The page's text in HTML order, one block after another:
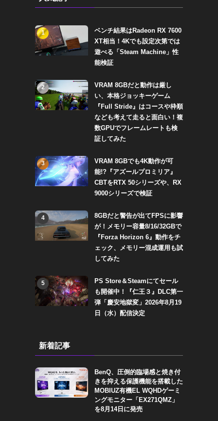
1
ベンチ結果はRadeon RX 7600
XT相当！4Kでも設定次第では
遊べる「Steam Machine」性
能検証
2
VRAM 8GBだと動作は厳し
い、本格ジョッキーゲーム
『Full Stride』はコースや枠順
なども考えて走ると面白い！複
数GPUでフレームレートも検
証してみた
3
VRAM 8GBでも4K動作が可
能!?『アズールプロミリア』
CBTをRTX 50シリーズや、RX
9000シリーズで検証
4
8GBだと警告が出てFPSに影響
が！メモリー容量8/16/32GBで
『Forza Horizon 6』動作をチ
ェック、メモリー混成運用も試
してみた
5
PS Store＆Steamにてセール
も開催中！『仁王３』DLC第一
弾「慶安地獄変」2026年8月19
日（水）配信決定
新着記事
BenQ、圧倒的臨場感と焼き付
きを抑える保護機能を搭載した
MOBIUZ有機EL WQHDゲーミ
ングモニター「EX271QMZ」
を8月14日に発売